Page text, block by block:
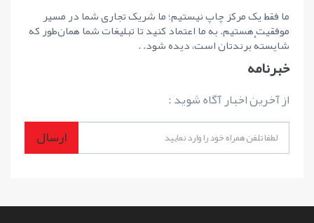
ما فقط یک مرکز چاپ نیستیم؛ ما شریک تجاری شما در مسیر
موفقیت هستیم. به ما اعتماد کنید تا تبلیغات شما همان‌طور که
شایستهٔ برندتان است، دیده شود. .
خبرنامه
از آخرین اخبار آگاه شوید :
ارسال